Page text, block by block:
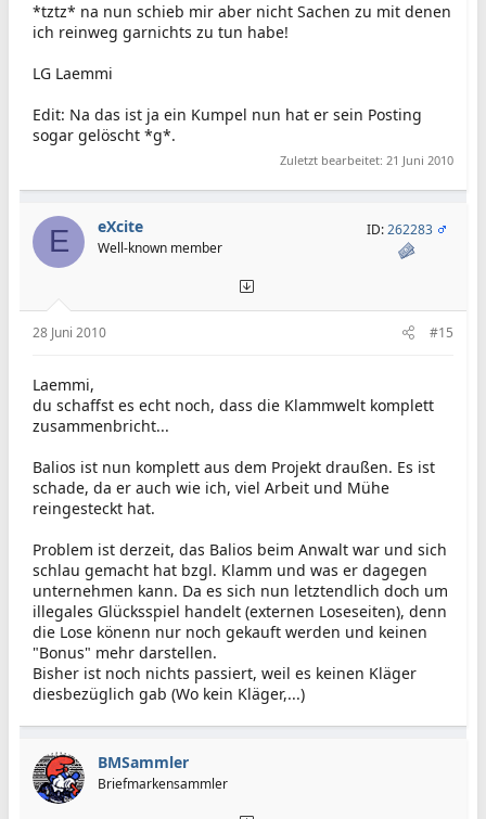
*tztz* na nun schieb mir aber nicht Sachen zu mit denen
ich reinweg garnichts zu tun habe!
LG Laemmi
Edit: Na das ist ja ein Kumpel nun hat er sein Posting
sogar gelöscht *g*.
Zuletzt bearbeitet: 21 Juni 2010
E eXcite
Well-known member
ID:262283
28 Juni 2010 #15
Laemmi,
du schaffst es echt noch, dass die Klammwelt komplett
zusammenbricht...
Balios ist nun komplett aus dem Projekt draußen. Es ist
schade, da er auch wie ich, viel Arbeit und Mühe
reingesteckt hat.
Problem ist derzeit, das Balios beim Anwalt war und sich
schlau gemacht hat bzgl. Klamm und was er dagegen
unternehmen kann. Da es sich nun letztendlich doch um
illegales Glücksspiel handelt (externen Loseseiten), denn
die Lose könenn nur noch gekauft werden und keinen
"Bonus" mehr darstellen.
Bisher ist noch nichts passiert, weil es keinen Kläger
diesbezüglich gab (Wo kein Kläger,...)
BMSammler
Briefmarkensammler